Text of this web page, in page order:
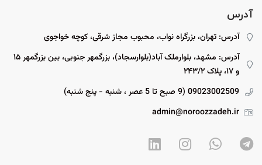
آدرس
آدرس: تهران، بزرگراه نواب، محبوب مجاز شرقی، کوچه خواجوی
آدرس: مشهد، بلوارملک آباد(بلوارسجاد)، بزرگمهر جنوبی، بین بزرگمهر ۱۵
و ۱۷، پلاک ۲۴۳/۲
09023002509 (9 صبح تا 5 عصر ، شنبه - پنج شنبه)
admin@noroozzadeh.ir